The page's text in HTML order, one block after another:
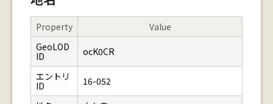
Property
Value
GeoLOD
ID
ocK0CR
エントリ
ID
16-052